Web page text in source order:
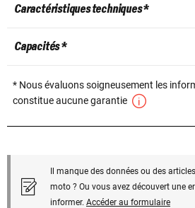
Caractéristiques techniques *
Capacités *
* Nous évaluons soigneusement les
constitue aucune garantie
Il manque des données ou des
moto ? Ou vous avez découvert une
informer. Accéder au formulaire